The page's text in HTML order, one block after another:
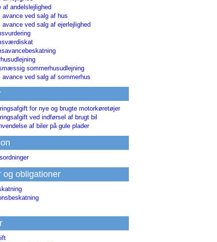
af andelslejlighed
avance ved salg af hus
avance ved salg af ejerlejlighed
sommerhusudlejning
avance ved salg af sommerhus
for nye og brugte motorkøretøjer
ved indførsel af brugt bil
af biler på gule plader
og obligationer